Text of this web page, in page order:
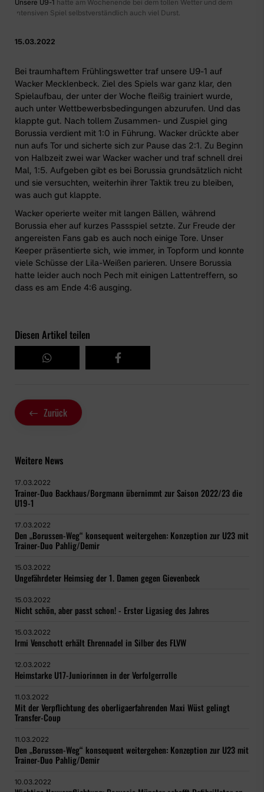
Unsere U9-1 hatte am Wochenende bei dem tollen Wetter und dem
intensiven Spiel selbstverständlich auch viel Durst.
15.03.2022
Bei traumhaftem Frühlingswetter traf unsere U9-1 auf
Wacker Mecklenbeck. Ziel des Spiels war ganz klar, den
Spielaufbau, der unter der Woche fleißig trainiert wurde,
auch unter Wettbewerbsbedingungen abzurufen. Und das
klappte gut. Nach tollem Zusammen- und Zuspiel ging
Borussia verdient mit 1:0 in Führung. Wacker drückte aber
nun aufs Tor und sicherte sich zur Pause das 2:1. Zu Beginn
von Halbzeit zwei war Wacker wacher und traf schnell drei
Mal, 1:5. Aufgeben gibt es bei Borussia grundsätzlich nicht
und sie versuchten, weiterhin ihrer Taktik treu zu bleiben,
was auch gut klappte.
Wacker operierte weiter mit langen Bällen, während
Borussia eher auf kurzes Passspiel setzte. Zur Freude der
angereisten Fans gab es auch noch einige Tore. Unser
Keeper präsentierte sich, wie immer, in Topform und konnte
viele Schüsse der Lila-Weißen parieren. Unsere Borussia
hatte leider auch noch Pech mit einigen Lattentreffern, so
dass es am Ende 4:6 ausging.
Diesen Artikel teilen
Zurück
Weitere News
17.03.2022
Trainer-Duo Backhaus/Borgmann übernimmt zur Saison 2022/23 die
U19-1
17.03.2022
Den „Borussen-Weg“ konsequent weitergehen: Konzeption zur U23 mit
Trainer-Duo Pahlig/Demir
15.03.2022
Ungefährdeter Heimsieg der 1. Damen gegen Gievenbeck
15.03.2022
Nicht schön, aber passt schon! - Erster Ligasieg des Jahres
15.03.2022
Irmi Venschott erhält Ehrennadel in Silber des FLVW
12.03.2022
Heimstarke U17-Juniorinnen in der Verfolgerrolle
11.03.2022
Mit der Verpflichtung des oberligaerfahrenden Maxi Wüst gelingt
Transfer-Coup
11.03.2022
Den „Borussen-Weg“ konsequent weitergehen: Konzeption zur U23 mit
Trainer-Duo Pahlig/Demir
10.03.2022